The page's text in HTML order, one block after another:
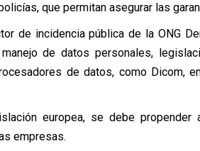
que permitan asegurar las
de incidencia pública de la ONG
de datos personales,
de datos, como Dicom,
europea, se debe
empresas.